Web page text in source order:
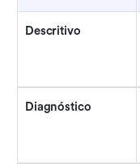
Descritivo
Diagnóstico